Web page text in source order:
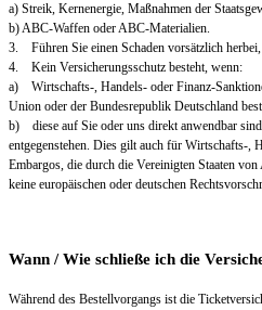
a) Streik, Kernenergie, Maßnahmen der
b) ABC-Waffen oder ABC-Materialien.
3. Führen Sie einen Schaden vorsätzlich
4. Kein Versicherungsschutz besteht, wenn:
a) Wirtschafts-, Handels- oder Finanz-
Union oder der Bundesrepublik Deutschland
b) diese auf Sie oder uns direkt anwendbar
entgegenstehen. Dies gilt auch für Wirtschafts-,
Embargos, die durch die Vereinigten Staaten
keine europäischen oder deutschen
Wann / Wie schließe ich die
Während des Bestellvorgangs ist die